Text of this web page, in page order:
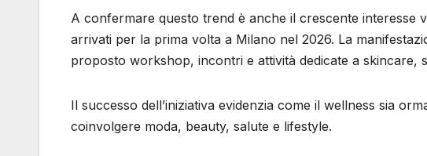
A confermare questo trend è anche il crescente interesse
arrivati per la prima volta a Milano nel 2026. La
proposto workshop, incontri e attività dedicate a skincare,
Il successo dell’iniziativa evidenzia come il wellness sia
coinvolgere moda, beauty, salute e lifestyle.